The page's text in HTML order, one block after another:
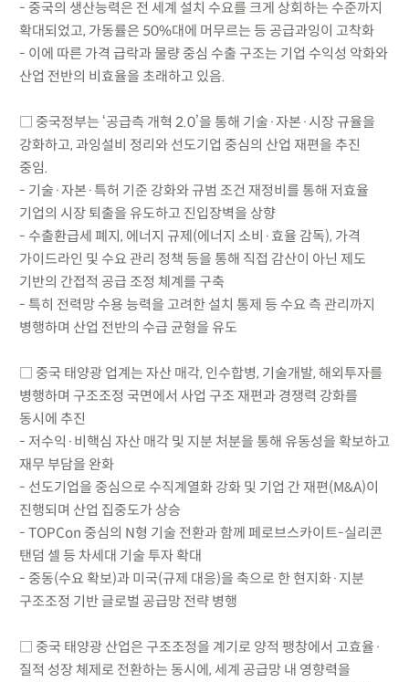
- 중국의 생산능력은 전 세계 설치 수요를 크게 상회하는 수준까지
확대되었고, 가동률은 50%대에 머무르는 등 공급과잉이 고착화
- 이에 따른 가격 급락과 물량 중심 수출 구조는 기업 수익성 악화와
산업 전반의 비효율을 초래하고 있음.
□ 중국정부는 ‘공급측 개혁 2.0’을 통해 기술·자본·시장 규율을
강화하고, 과잉설비 정리와 선도기업 중심의 산업 재편을 추진
중임.
- 기술·자본·특허 기준 강화와 규범 조건 재정비를 통해 저효율
기업의 시장 퇴출을 유도하고 진입장벽을 상향
- 수출환급세 폐지, 에너지 규제(에너지 소비·효율 감독), 가격
가이드라인 및 수요 관리 정책 등을 통해 직접 감산이 아닌 제도
기반의 간접적 공급 조정 체계를 구축
- 특히 전력망 수용 능력을 고려한 설치 통제 등 수요 측 관리까지
병행하며 산업 전반의 수급 균형을 유도
□ 중국 태양광 업계는 자산 매각, 인수합병, 기술개발, 해외투자를
병행하며 구조조정 국면에서 사업 구조 재편과 경쟁력 강화를
동시에 추진
- 저수익·비핵심 자산 매각 및 지분 처분을 통해 유동성을 확보하고
재무 부담을 완화
- 선도기업을 중심으로 수직계열화 강화 및 기업 간 재편(M&A)이
진행되며 산업 집중도가 상승
- TOPCon 중심의 N형 기술 전환과 함께 페로브스카이트-실리콘
탠덤 셀 등 차세대 기술 투자 확대
- 중동(수요 확보)과 미국(규제 대응)을 축으로 한 현지화·지분
구조조정 기반 글로벌 공급망 전략 병행
□ 중국 태양광 산업은 구조조정을 계기로 양적 팽창에서 고효율·
질적 성장 체제로 전환하는 동시에, 세계 공급망 내 영향력을